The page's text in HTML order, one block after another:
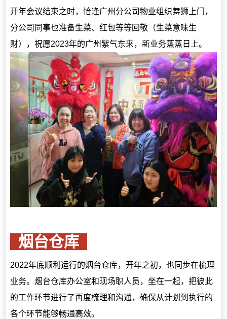
开年会议结束之时，恰逢广州分公司物业组织舞狮上门，
分公司同事也准备生菜、红包等等回敬（生菜意味生
财），祝愿2023年的广州紫气东来，新业务蒸蒸日上。
烟台仓库
2022年底顺利运行的烟台仓库，开年之初，也同步在梳理
业务。烟台仓库办公室和现场职人员，坐在一起，把彼此
的工作环节进行了再度梳理和沟通，确保从计划到执行的
各个环节能够畅通高效。